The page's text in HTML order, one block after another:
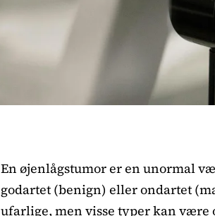
En øjenlågstumor er en unormal
godartet (benign) eller ondartet
ufarlige, men visse typer kan